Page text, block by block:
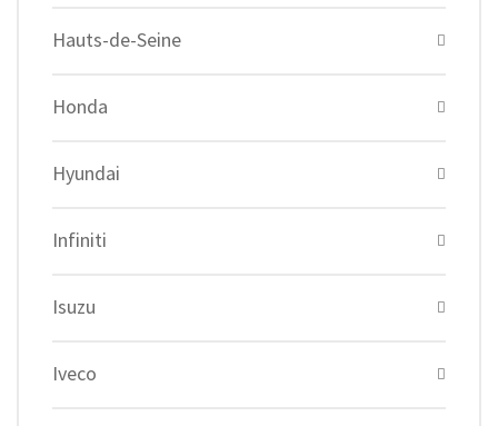
Hauts-de-Seine
Honda
Hyundai
Infiniti
Isuzu
Iveco